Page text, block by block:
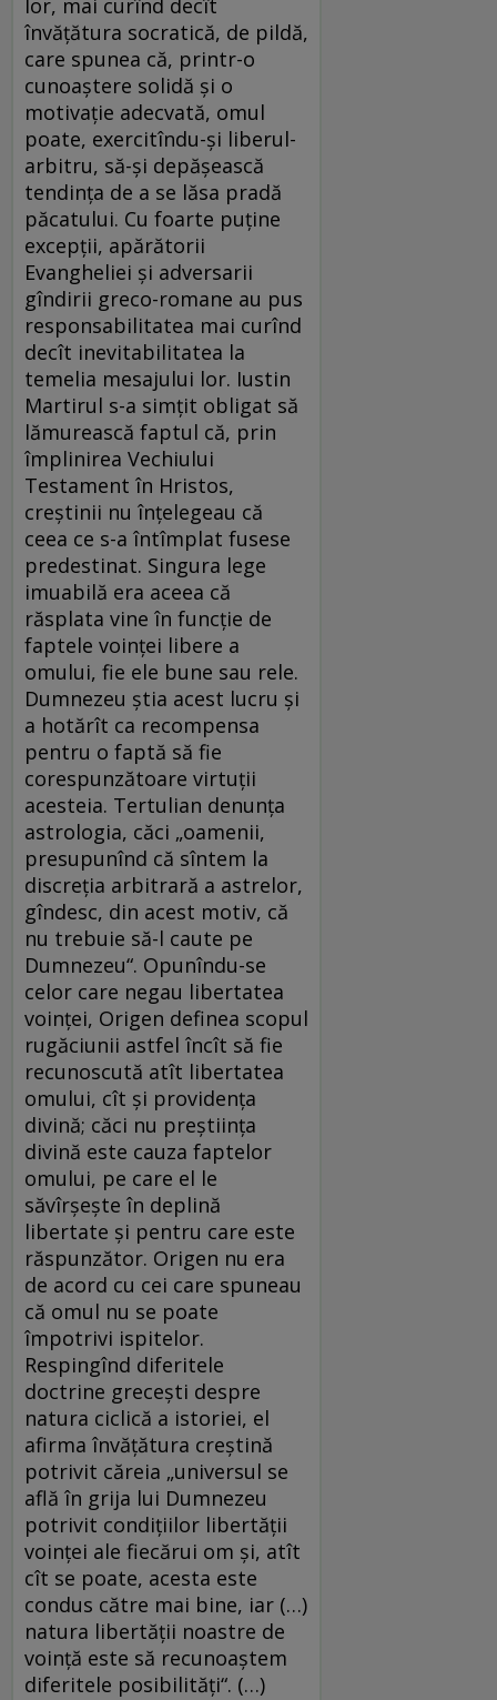
lor, mai curînd decît
învăţătura socratică, de pildă,
care spunea că, printr-o
cunoaştere solidă şi o
motivaţie adecvată, omul
poate, exercitîndu-şi liberul-
arbitru, să-şi depăşească
tendinţa de a se lăsa pradă
păcatului. Cu foarte puţine
excepţii, apărătorii
Evangheliei şi adversarii
gîndirii greco-romane au pus
responsabilitatea mai curînd
decît inevitabilitatea la
temelia mesajului lor. Iustin
Martirul s-a simţit obligat să
lămurească faptul că, prin
împlinirea Vechiului
Testament în Hristos,
creştinii nu înţelegeau că
ceea ce s-a întîmplat fusese
predestinat. Singura lege
imuabilă era aceea că
răsplata vine în funcţie de
faptele voinţei libere a
omului, fie ele bune sau rele.
Dumnezeu ştia acest lucru şi
a hotărît ca recompensa
pentru o faptă să fie
corespunzătoare virtuţii
acesteia. Tertulian denunţa
astrologia, căci „oamenii,
presupunînd că sîntem la
discreţia arbitrară a astrelor,
gîndesc, din acest motiv, că
nu trebuie să-l caute pe
Dumnezeu“. Opunîndu-se
celor care negau libertatea
voinţei, Origen definea scopul
rugăciunii astfel încît să fie
recunoscută atît libertatea
omului, cît şi providenţa
divină; căci nu preştiinţa
divină este cauza faptelor
omului, pe care el le
săvîrşeşte în deplină
libertate şi pentru care este
răspunzător. Origen nu era
de acord cu cei care spuneau
că omul nu se poate
împotrivi ispitelor.
Respingînd diferitele
doctrine greceşti despre
natura ciclică a istoriei, el
afirma învăţătura creştină
potrivit căreia „universul se
află în grija lui Dumnezeu
potrivit condiţiilor libertăţii
voinţei ale fiecărui om şi, atît
cît se poate, acesta este
condus către mai bine, iar (…)
natura libertăţii noastre de
voinţă este să recunoaştem
diferitele posibilităţi“. (…)